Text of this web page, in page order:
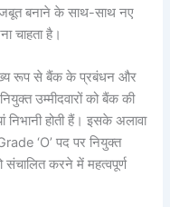
बनाने के साथ-साथ नए
चाहता है।
रूप से बैंक के प्रबंधन और
उम्मीदवारों को बैंक की
निभानी होती हैं। इसके अलावा
‘O’ पद पर नियुक्त
संचालित करने में महत्वपूर्ण